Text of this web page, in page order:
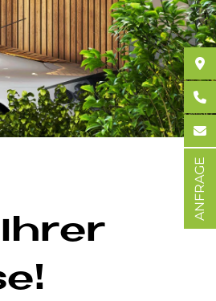
ANFRAGE